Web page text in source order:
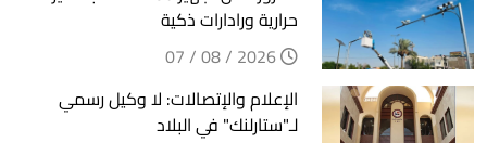
حرارية ورادارات ذكية
الإعلام والإتصالات: لا وكيل رسمي
لـ"ستارلنك" في البلاد